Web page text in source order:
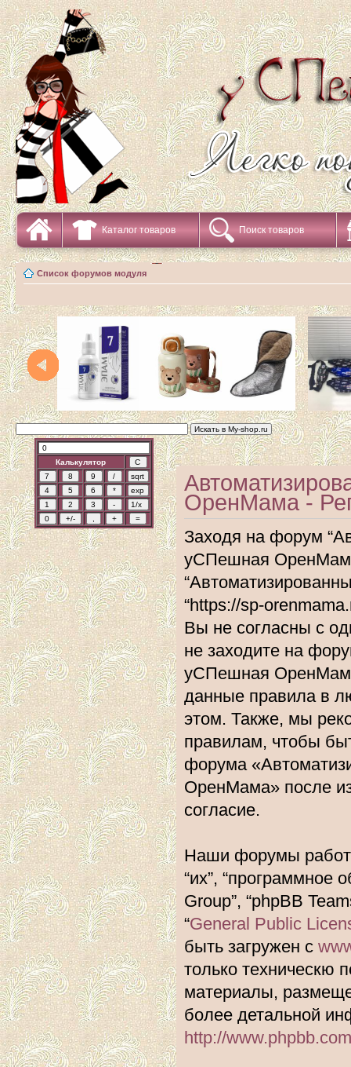
Каталог товаров Поиск товаров
Список форумов модуля
Калькулятор
ОренМама -
Заходя на форум
уСПешная
“https://sp-
Вы не согласны с
не заходите на
уСПешная
данные правила в
этом. Также, мы
правилам, чтобы
форума
ОренМама» после
согласие.
Наши форумы
“их”, “программное
Group”, “phpBB
“General Public
быть загружен с
только техническю
материалы,
более детальной
http://